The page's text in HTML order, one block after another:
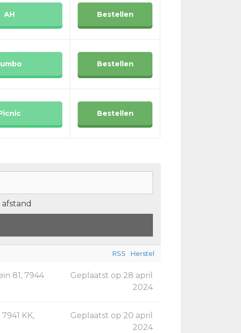
AH Bestellen
Bestellen
Bestellen
Herstel
RSS
81, 7944
Geplaatst op 28 april
2024
KK,
Geplaatst op 20 april
2024